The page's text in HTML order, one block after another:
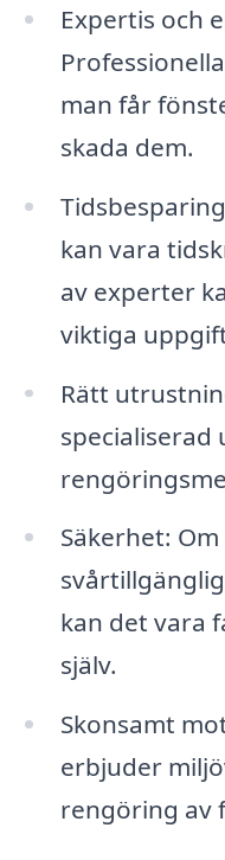
Expertis och
man får
skada dem.
kan vara
av experter
viktiga
Rätt
Säkerhet:
kan det vara
själv.
Skonsamt
erbjuder
rengöring av